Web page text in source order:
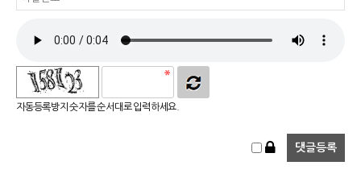
자동등록방지 숫자를 순서대로 입력하세요.